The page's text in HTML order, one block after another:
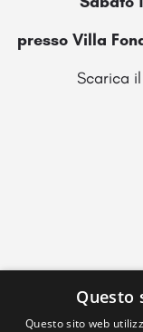
presso Villa
Scarica il
Questo
Questo sito web